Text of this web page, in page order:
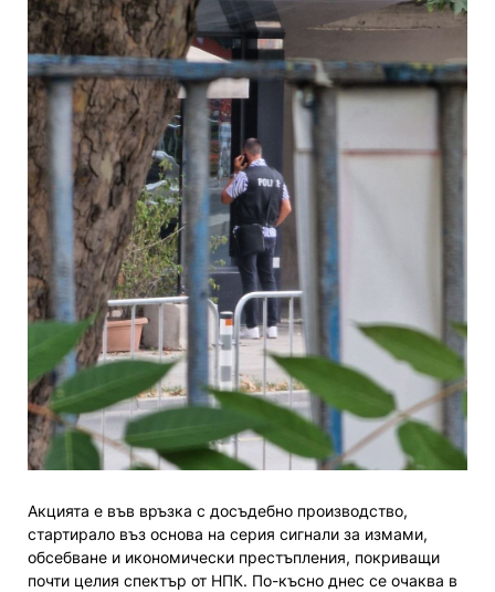
Акцията е във връзка с досъдебно производство,
стартирало въз основа на серия сигнали за измами,
обсебване и икономически престъпления, покриващи
почти целия спектър от НПК. По-късно днес се очаква в